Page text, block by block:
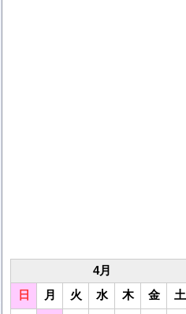
4月
日
月 火 水 木 金
土